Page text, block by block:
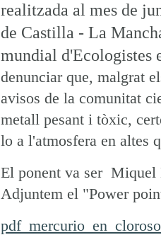
realitzada al mes de
de Castilla - La
mundial d'Ecologistes
denunciar que, malgrat
avisos de la comunitat
metall pesant i tòxic,
lo a l'atmosfera en altes
El ponent va ser Miquel
Adjuntem el "Power